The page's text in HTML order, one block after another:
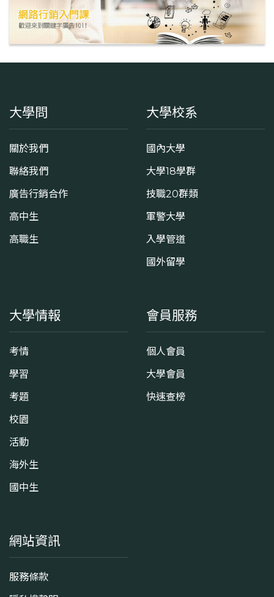
大學問
關於我們
聯絡我們
廣告行銷合作
高中生
高職生
大學校系
國內大學
大學18學群
技職20群類
軍警大學
入學管道
國外留學
大學情報
考情
學習
考題
校園
活動
海外生
國中生
會員服務
個人會員
大學會員
快速查榜
網站資訊
服務條款